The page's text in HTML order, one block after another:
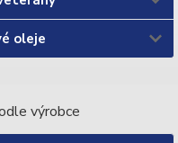
oleje
výrobce